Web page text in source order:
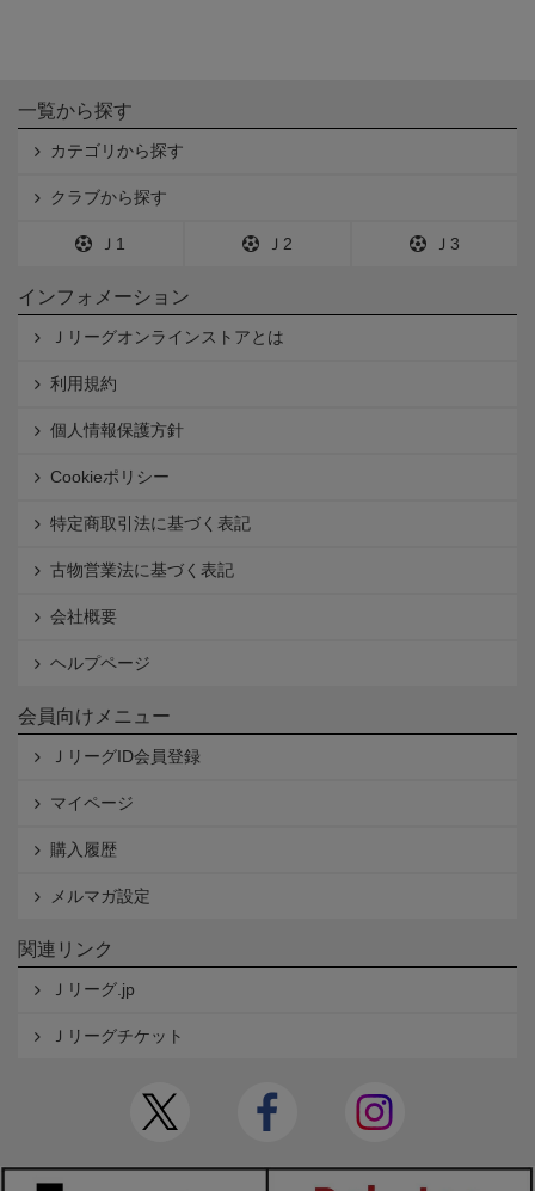
一覧から探す
カテゴリから探す
クラブから探す
Ｊ1 Ｊ2 Ｊ3
インフォメーション
Ｊリーグオンラインストアとは
利用規約
個人情報保護方針
Cookieポリシー
特定商取引法に基づく表記
古物営業法に基づく表記
会社概要
ヘルプページ
会員向けメニュー
ＪリーグID会員登録
マイページ
購入履歴
メルマガ設定
関連リンク
Ｊリーグ.jp
Ｊリーグチケット